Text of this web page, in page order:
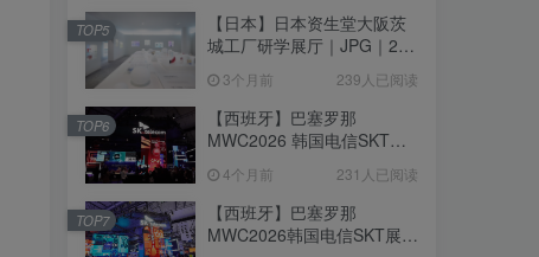
【日本】日本资生堂大阪茨
城工厂研学展厅｜JPG｜26
3个月前 239人已阅读
TOP5
【西班牙】巴塞罗那
MWC2026 韩国电信SKT展
105.67M
4个月前 231人已阅读
TOP6
【西班牙】巴塞罗那
MWC2026韩国电信SKT展台
TOP7